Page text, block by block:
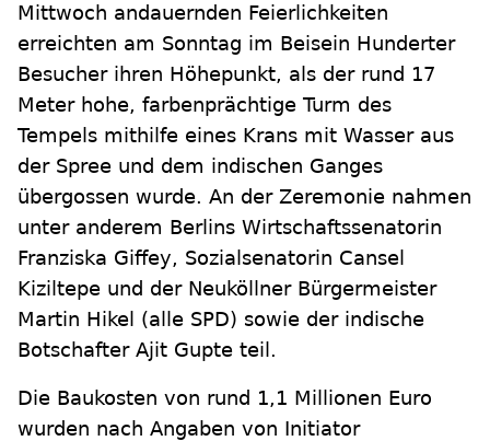
Mittwoch andauernden Feierlichkeiten
erreichten am Sonntag im Beisein Hunderter
Besucher ihren Höhepunkt, als der rund 17
Meter hohe, farbenprächtige Turm des
Tempels mithilfe eines Krans mit Wasser aus
der Spree und dem indischen Ganges
übergossen wurde. An der Zeremonie nahmen
unter anderem Berlins Wirtschaftssenatorin
Franziska Giffey, Sozialsenatorin Cansel
Kiziltepe und der Neuköllner Bürgermeister
Martin Hikel (alle SPD) sowie der indische
Botschafter Ajit Gupte teil.
Die Baukosten von rund 1,1 Millionen Euro
wurden nach Angaben von Initiator